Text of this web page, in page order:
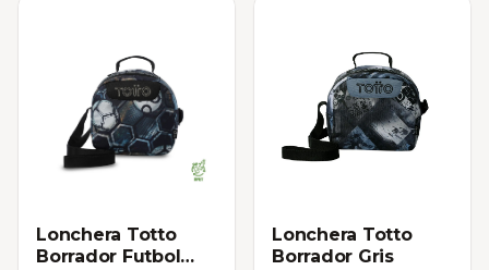
Lonchera Totto
Borrador Futbol
Lonchera Totto
Borrador Gris